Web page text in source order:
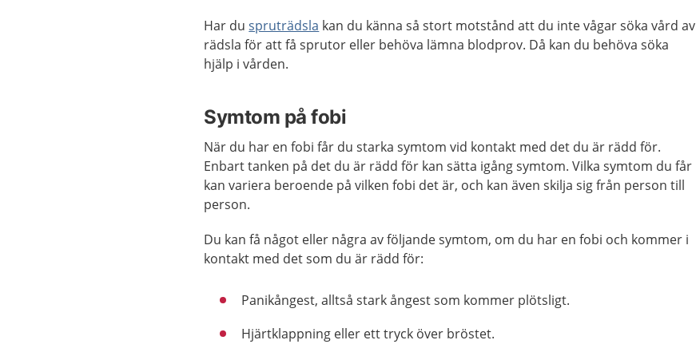
Har duspruträdsla kan du känna så stort motstånd att du inte vågar söka vård av
rädsla för att få sprutor eller behöva lämna blodprov. Då kan du behöva söka
hjälp i vården.
Symtom på fobi
När du har en fobi får du starka symtom vid kontakt med det du är rädd för.
Enbart tanken på det du är rädd för kan sätta igång symtom. Vilka symtom du får
kan variera beroende på vilken fobi det är, och kan även skilja sig från person till
person.
Du kan få något eller några av följande symtom, om du har en fobi och kommer i
kontakt med det som du är rädd för:
Panikångest, alltså stark ångest som kommer plötsligt.
Hjärtklappning eller ett tryck över bröstet.